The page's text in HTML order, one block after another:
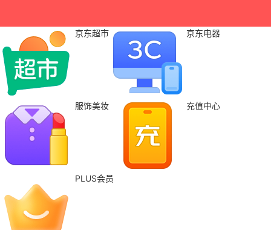
京东超市 京东电器
服饰美妆 充值中心
PLUS会员